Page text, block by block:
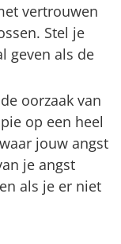
vertrouwen
Stel je
geven als de
oorzaak van
op een heel
jouw angst
je angst
als je er niet